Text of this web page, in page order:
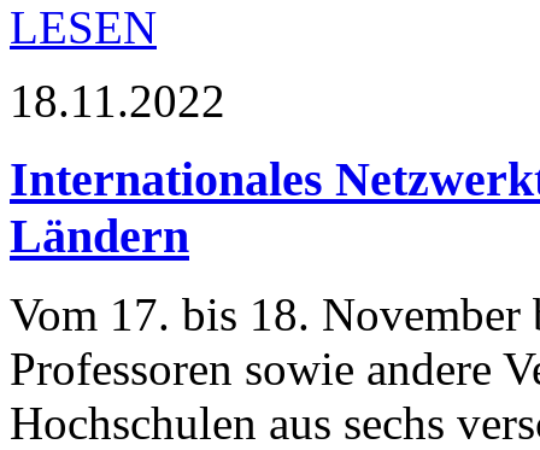
LESEN
18.11.2022
Internationales
Ländern
Vom 17. bis 18. November
Professoren sowie andere
Hochschulen aus sechs